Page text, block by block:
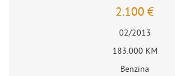
2.100 €
02/2013
183.000 KM
Benzina